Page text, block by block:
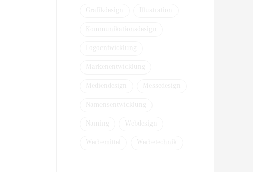
Grafikdesign
Kommunikationsdesign
Logoentwicklung
Markenentwicklung
Mediendesign Messedesign
Namensentwicklung
Naming Webdesign